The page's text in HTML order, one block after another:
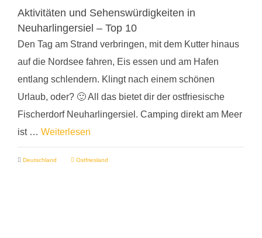
Aktivitäten und Sehenswürdigkeiten in
Neuharlingersiel – Top 10
Den Tag am Strand verbringen, mit dem Kutter hinaus
auf die Nordsee fahren, Eis essen und am Hafen
entlang schlendern. Klingt nach einem schönen
Urlaub, oder? 🙂 All das bietet dir der ostfriesische
Fischerdorf Neuharlingersiel. Camping direkt am Meer
ist … Weiterlesen
Deutschland Ostfriesland